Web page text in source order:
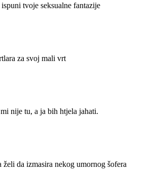
tvoje seksualne fantazije
za svoj mali vrt
nije tu, a ja bih htjela jahati.
želi da izmasira nekog umornog šofera